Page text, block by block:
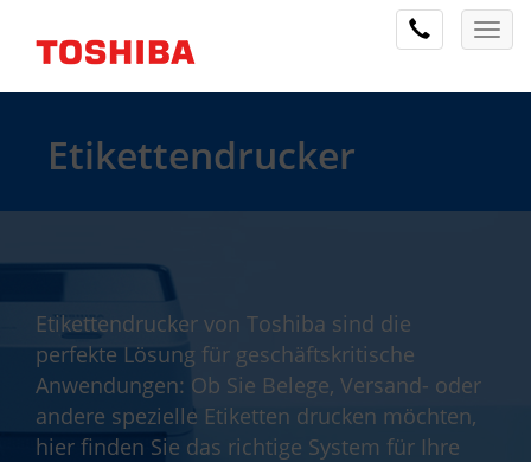
Etikettendrucker
Etikettendrucker von Toshiba sind die
perfekte Lösung für geschäftskritische
Anwendungen: Ob Sie Belege, Versand- oder
andere spezielle Etiketten drucken möchten,
hier finden Sie das richtige System für Ihre